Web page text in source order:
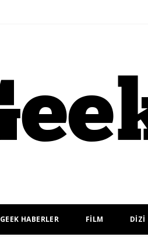
GEEK HABERLER FİLM DİZİ